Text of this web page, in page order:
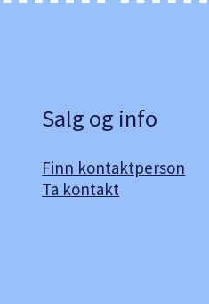
Salg og info
Finn kontaktperson
Ta kontakt